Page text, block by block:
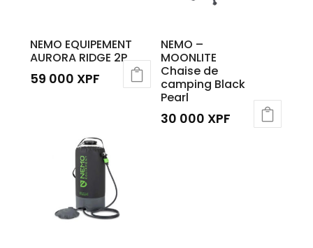
NEMO EQUIPEMENT
AURORA RIDGE 2P
59 000 XPF
NEMO –
MOONLITE
Chaise de
camping Black
Pearl
30 000 XPF